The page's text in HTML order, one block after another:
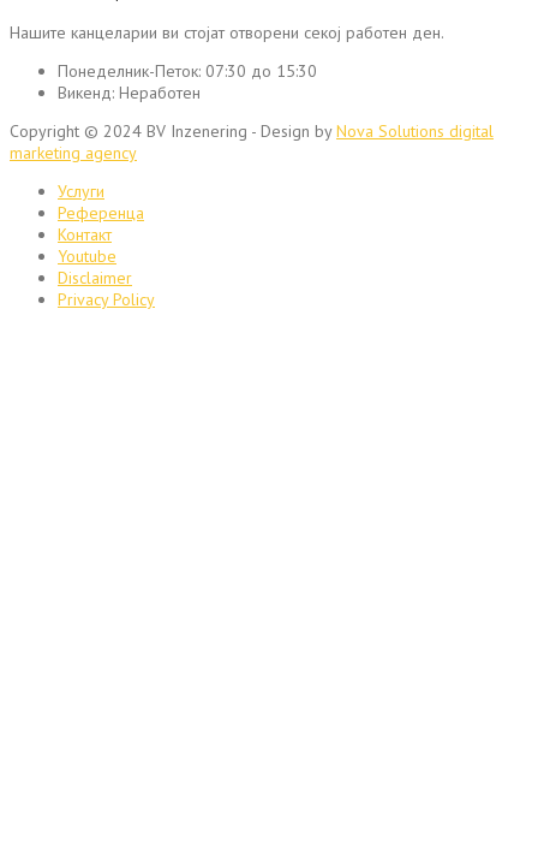
Нашите канцеларии ви стојат отворени секој работен ден.
Понеделник-Петок: 07:30 до 15:30
Викенд: Неработен
Copyright © 2024 BV Inzenering - Design byNova Solutions digital
marketing agency
Услуги
Референца
Контакт
Youtube
Disclaimer
Privacy Policy